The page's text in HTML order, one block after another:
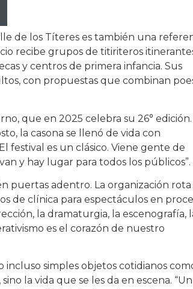
de los Títeres es también una
recibe grupos de titiriteros
y centros de primera infancia. Sus
con propuestas que combinan
que en 2025 celebra su 26° edición.
la casona se llenó de vida con
festival es un clásico. Viene gente de
y hay lugar para todos los públicos”.
puertas adentro. La organización rota
de clínica para espectáculos en
la dramaturgia, la escenografía,
es el corazón de nuestro
incluso simples objetos cotidianos
la vida que se les da en escena. “Un